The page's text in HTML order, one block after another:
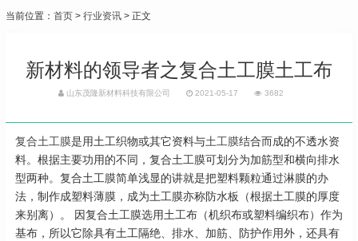
当前位置： 首页 > 行业资讯 > 正文
新材料的领导者之复合土工膜土工布
山东茂隆新材料科技有限公司 2021-05-17 3682
复合土工膜是用土工织物或其它资料与土工膜结合而成的不透水资
料。根据主要功用的不同，复合土工膜可划分为加筋型和横向排水
型两种。复合土工膜简单浅显的讲就是把塑料颗粒通过淋膜的办
法，制作成塑料薄膜，成为土工膜亦称防水板（根据土工膜的厚度
来别离）。 因复合土工膜选用土工布（机织布或塑料编织布）作为
基布，所以它除具有土工隔绝、排水、加筋、防护作用外，还具有